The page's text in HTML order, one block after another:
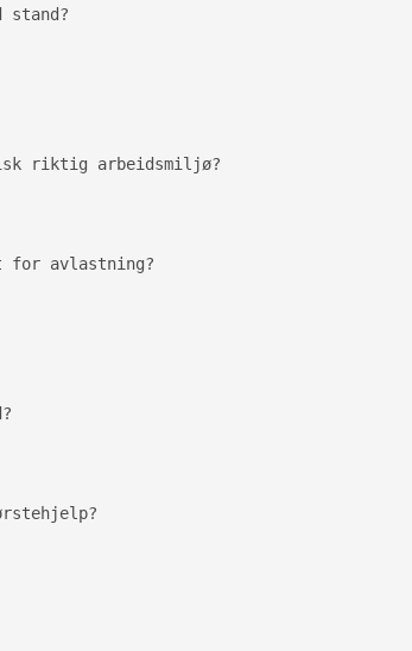
riktig arbeidsmiljø?
for avlastning?